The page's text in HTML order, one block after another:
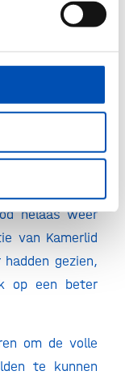
gewoon
(VWS) na
helaas wéér
van Kamerlid
gezien,
op een beter
om de volle
te kunnen